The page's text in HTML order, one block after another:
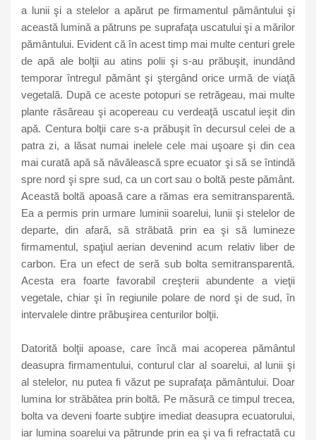
a lunii şi a stelelor a apărut pe firmamentul pământului şi
această lumină a pătruns pe suprafaţa uscatului şi a mărilor
pământului. Evident că în acest timp mai multe centuri grele
de apă ale bolţii au atins polii şi s-au prăbuşit, inundând
temporar întregul pământ şi ştergând orice urmă de viaţă
vegetală. După ce aceste potopuri se retrăgeau, mai multe
plante răsăreau şi acopereau cu verdeaţă uscatul ieşit din
apă. Centura bolţii care s-a prăbuşit în decursul celei de a
patra zi, a lăsat numai inelele cele mai uşoare şi din cea
mai curată apă să năvălească spre ecuator şi să se întindă
spre nord şi spre sud, ca un cort sau o boltă peste pământ.
Această boltă apoasă care a rămas era semitransparentă.
Ea a permis prin urmare luminii soarelui, lunii şi stelelor de
departe, din afară, să străbată prin ea şi să lumineze
firmamentul, spaţiul aerian devenind acum relativ liber de
carbon. Era un efect de seră sub bolta semitransparentă.
Acesta era foarte favorabil creşterii abundente a vieţii
vegetale, chiar şi în regiunile polare de nord şi de sud, în
intervalele dintre prăbuşirea centurilor bolţii.
Datorită bolţii apoase, care încă mai acoperea pământul
deasupra firmamentului, conturul clar al soarelui, al lunii şi
al stelelor, nu putea fi văzut pe suprafaţa pământului. Doar
lumina lor străbătea prin boltă. Pe măsură ce timpul trecea,
bolta va deveni foarte subţire imediat deasupra ecuatorului,
iar lumina soarelui va pătrunde prin ea şi va fi refractată cu